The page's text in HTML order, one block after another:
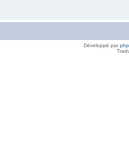
Développé par